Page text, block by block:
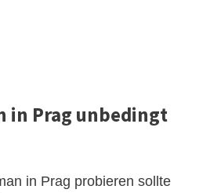
in Prag unbedingt
in Prag probieren sollte